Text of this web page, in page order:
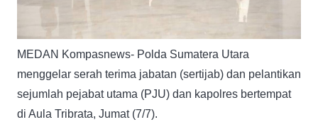
MEDAN Kompasnews- Polda Sumatera Utara
menggelar serah terima jabatan (sertijab) dan pelantikan
sejumlah pejabat utama (PJU) dan kapolres bertempat
di Aula Tribrata, Jumat (7/7).